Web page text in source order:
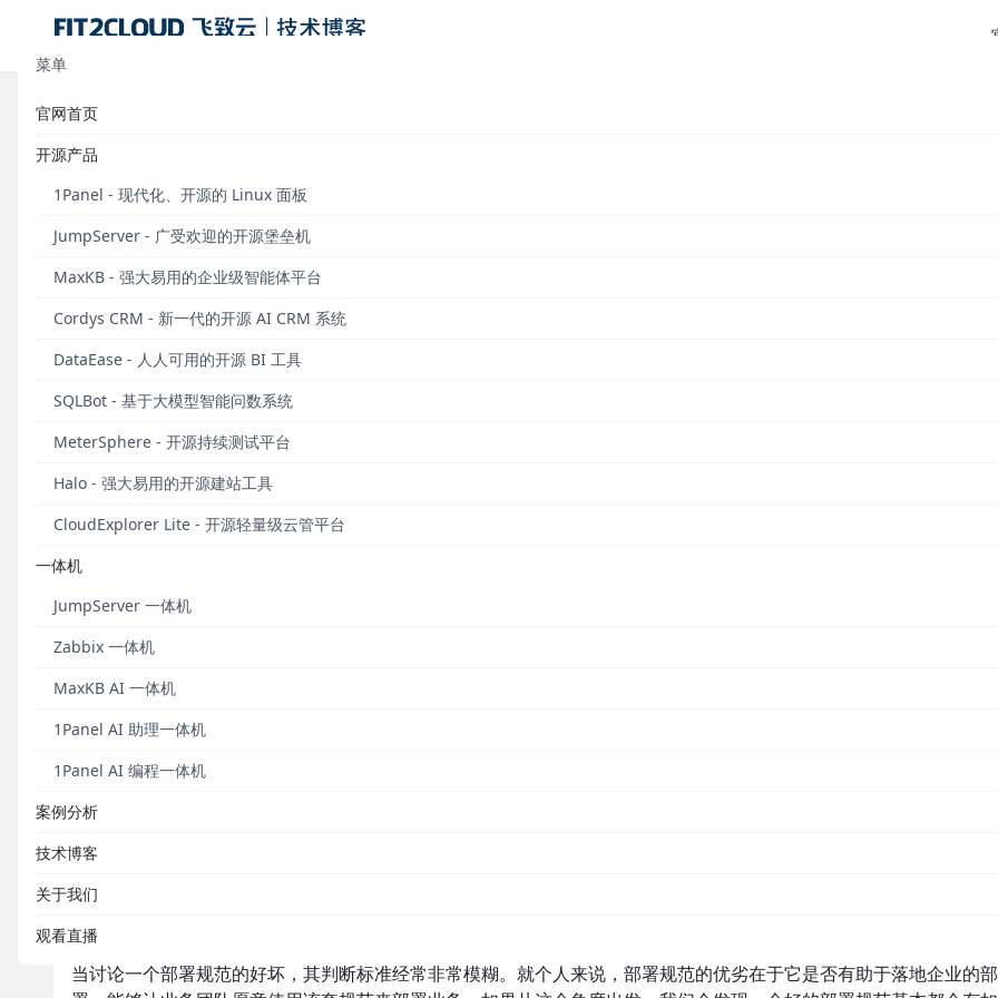
菜单
官网首页
开源产品
1Panel - 现代化、开源的 Linux 面板
JumpServer - 广受欢迎的开源堡垒机
MaxKB - 强大易用的企业级智能体平台
Cordys CRM - 新一代的开源 AI CRM 系统
DataEase - 人人可用的开源 BI 工具
SQLBot - 基于大模型智能问数系统
MeterSphere - 开源持续测试平台
Halo - 强大易用的开源建站工具
CloudExplorer Lite - 开源轻量级云管平台
一体机
JumpServer 一体机
Zabbix 一体机
MaxKB AI 一体机
1Panel AI 助理一体机
1Panel AI 编程一体机
案例分析
技术博客
关于我们
观看直播
构建独立部署系统，从部署规范开始
发布于 2016年04月16日
徐桂林，FIT2CLOUD（飞致云）首席布道师、东区总经理。
几个月前，我曾经写过一篇文章解释「为什么需要一个独立的部署系统」，并在其中说明独立部署系统需要解决的一系
上线流程中，并真正发挥其价值。简单来说，这个入手点就是部署规范。
路，更重要的是其体现了该部署系统的价值取向及其背后的出发点。一旦部署规范定义出现问题，部署系统在企业内部
地就会成为很大的问题，而这是实现层面如何努力也很难弥补的问题。
什么是部署规范？
在解释部署规范之前，让我们先对部署行为有个一致的理解。个人把部署行为定义为：
部署是把一个可部署软件包安装到一个指定IT环境上并让其按预定流程提供服务的过程。
从上面这个定义来看，一个部署过程涉及到“软件包”、“IT环境”以及“部署流程”这三个主要要件。而部署规范正是要定义
面：
软件包规范：
件包的规范包括包内内容项以及其目录组织方式，该标准需要保障输入的软件包内容完整，意义明确。
IT环境规范：
同环境之间的升级和回滚标准也是非常重要的一步；
什么是一个好的部署规范？
当讨论一个部署规范的好坏，其判断标准经常非常模糊。就个人来说，部署规范的优劣在于它是否有助于落地企业的部